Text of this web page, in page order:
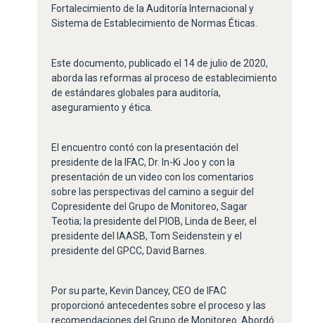
Fortalecimiento de la Auditoría Internacional y
Sistema de Establecimiento de Normas Éticas.
Este documento, publicado el 14 de julio de 2020,
aborda las reformas al proceso de establecimiento
de estándares globales para auditoría,
aseguramiento y ética.
El encuentro contó con la presentación del
presidente de la IFAC, Dr. In-Ki Joo y con la
presentación de un video con los comentarios
sobre las perspectivas del camino a seguir del
Copresidente del Grupo de Monitoreo, Sagar
Teotia; la presidente del PIOB, Linda de Beer, el
presidente del IAASB, Tom Seidenstein y el
presidente del GPCC, David Barnes.
Por su parte, Kevin Dancey, CEO de IFAC
proporcionó antecedentes sobre el proceso y las
recomendaciones del Grupo de Monitoreo. Abordó